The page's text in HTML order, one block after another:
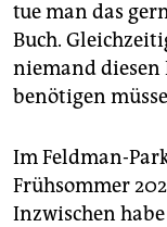
tue man das
Buch.
niemand diesen
benötigen
Im Feldman-
Frühsommer
Inzwischen